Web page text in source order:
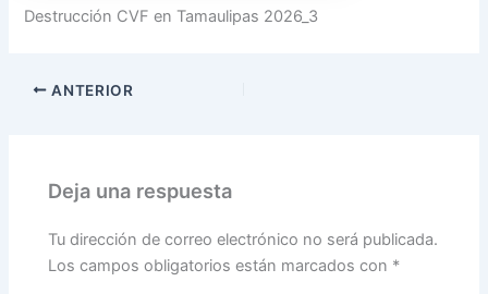
Destrucción CVF en Tamaulipas 2026_3
ANTERIOR
Deja una respuesta
Tu dirección de correo electrónico no será publicada.
Los campos obligatorios están marcados con *